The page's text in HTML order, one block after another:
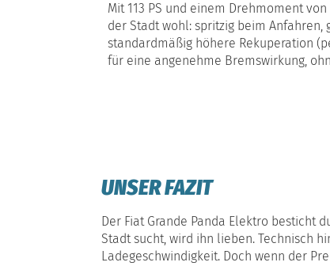
Mit 113 PS und einem Drehmoment
der Stadt wohl: spritzig beim Anfahren,
standardmäßig höhere Rekuperation
für eine angenehme Bremswirkung,
UNSER FAZIT
Der Fiat Grande Panda Elektro besticht
Stadt sucht, wird ihn lieben. Technisch
Ladegeschwindigkeit. Doch wenn der